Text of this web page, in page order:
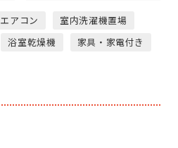
エアコン
室内洗濯機置場
浴室乾燥機 家具・家電付き